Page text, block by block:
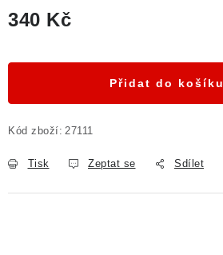
340 Kč
Přidat do košíku
Kód zboží: 27111
Tisk Zeptat se Sdílet